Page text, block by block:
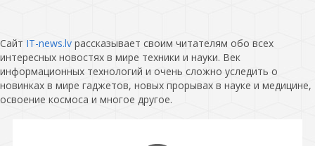
Сайт IT-news.lv рассказывает своим читателям обо всех
интересных новостях в мире техники и науки. Век
информационных технологий и очень сложно уследить о
новинках в мире гаджетов, новых прорывах в науке и медицине,
освоение космоса и многое другое.